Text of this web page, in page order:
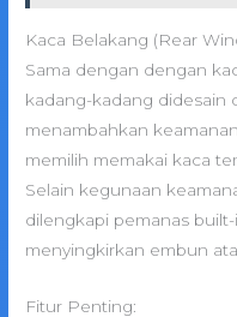
Kaca Belakang (Rear
Sama dengan dengan
kadang-kadang didesain
menambahkan
memilih memakai kaca
Selain kegunaan
dilengkapi pemanas
menyingkirkan embun
Fitur Penting: